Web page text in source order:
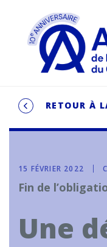
RETOUR À
15 FÉVRIER 2022
Fin de
Une